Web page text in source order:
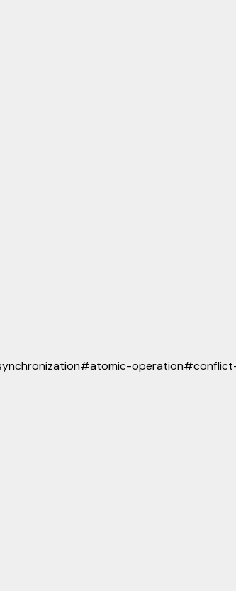
#atomic-operation#